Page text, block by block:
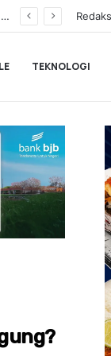
Dukung UMKM dan Optimalisasi PAD Kota Serang, bank bjb KCK Banten Dorong Digitalisasi Keuangan
TEKNOLOGI